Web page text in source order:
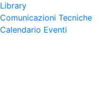
Library
Comunicazioni Tecniche
Calendario Eventi